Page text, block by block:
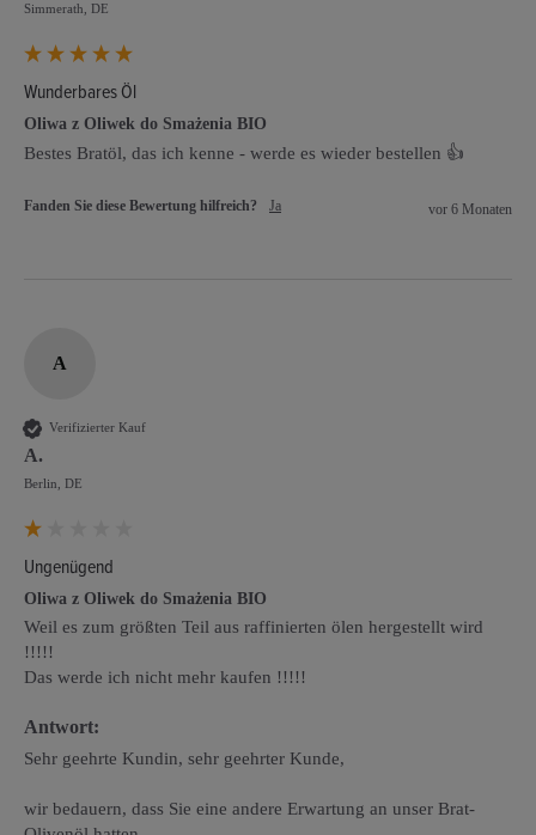
Simmerath, DE
Wunderbares Öl
Oliwa z Oliwek do Smażenia BIO
Bestes Bratöl, das ich kenne - werde es wieder bestellen 👍
Fanden Sie diese Bewertung hilfreich? Ja vor 6 Monaten
A
Verifizierter Kauf
A.
Berlin, DE
Ungenügend
Oliwa z Oliwek do Smażenia BIO
Weil es zum größten Teil aus raffinierten ölen hergestellt wird
!!!!!
Das werde ich nicht mehr kaufen !!!!!
Antwort:
Sehr geehrte Kundin, sehr geehrter Kunde,
wir bedauern, dass Sie eine andere Erwartung an unser Brat-